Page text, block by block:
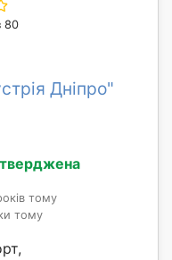
80
Дніпро"
тому
тому